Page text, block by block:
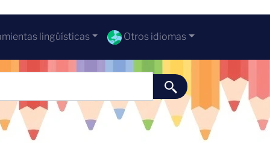
lingüísticas Otros idiomas